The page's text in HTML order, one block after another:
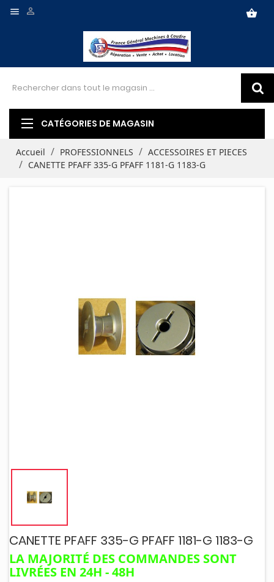
 shopping_basket

CATÉGORIES DE MAGASIN
Accueil PROFESSIONNELS
ACCESSOIRES ET PIECES
CANETTE PFAFF 335-G PFAFF 1181-G 1183-G
CANETTE PFAFF 335-G PFAFF 1181-G 1183-G
LA MAJORITÉ DES COMMANDES SONT
LIVRÉES EN 24H - 48H